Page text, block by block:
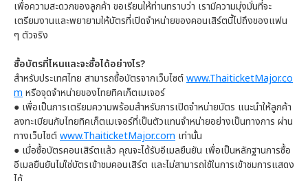
เพื่อความสะดวกของลูกค้า ขอเรียนให้ท่านทราบว่า เรามีความมุ่งมั่นที่จะ
เตรียมงานและพยายามให้บัตรที่เปิดจำหน่ายของคอนเสิร์ตนี้ไปถึงของแฟน
ๆ ตัวจริง
ซื้อบัตรที่ไหนและจะซื้อได้อย่างไร?
สำหรับประเทศไทย สามารถซื้อบัตรจากเว็บไซต์www.ThaiticketMajor.co
m หรือจุดจำหน่ายของไทยทิคเก็ตเมเจอร์
● เพื่อเป็นการเตรียมความพร้อมสำหรับการเปิดจำหน่ายบัตร แนะนำให้ลูกค้า
ลงทะเบียนกับไทยทิคเก็ตเมเจอร์ที่เป็นตัวแทนจำหน่ายอย่างเป็นทางการ ผ่าน
ทางเว็บไซต์www.ThaiticketMajor.com เท่านั้น
● เมื่อซื้อบัตรคอนเสิร์ตแล้ว คุณจะได้รับอีเมลยืนยัน เพื่อเป็นหลักฐานการซื้อ
อีเมลยืนยันไม่ใช่บัตรเข้าชมคอนเสิร์ต และไม่สามารถใช้ในการเข้าชมการแสดง